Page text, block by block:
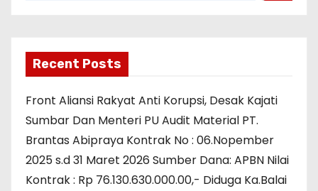
Recent Posts
Front Aliansi Rakyat Anti Korupsi, Desak Kajati
Sumbar Dan Menteri PU Audit Material PT.
Brantas Abipraya Kontrak No : 06.Nopember
2025 s.d 31 Maret 2026 Sumber Dana: APBN Nilai
Kontrak : Rp 76.130.630.000.00,- Diduga Ka.Balai